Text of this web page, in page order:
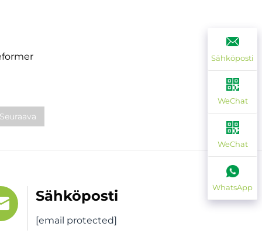
Seuraava
Sähköposti
WeChat
WeChat
WhatsApp
Sähköposti
[email protected]